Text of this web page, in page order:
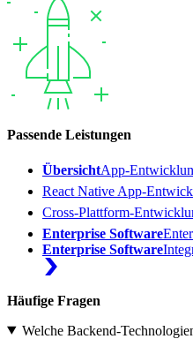
Passende Leistungen
ÜbersichtApp-
React Native App-
Cross-Plattform-
Enterprise Software
Enterprise Software
Häufige Fragen
Welche Backend-